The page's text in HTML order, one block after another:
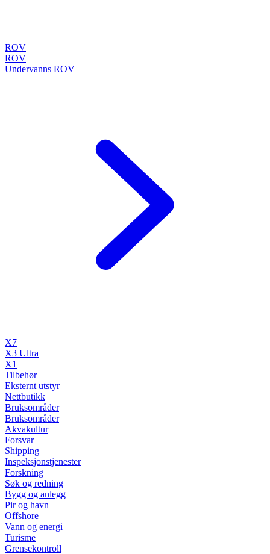
ROV
ROV
Undervanns ROV
X7
X3 Ultra
X1
Tilbehør
Eksternt utstyr
Nettbutikk
Bruksområder
Bruksområder
Akvakultur
Forsvar
Shipping
Inspeksjonstjenester
Forskning
Søk og redning
Bygg og anlegg
Pir og havn
Offshore
Vann og energi
Turisme
Grensekontroll